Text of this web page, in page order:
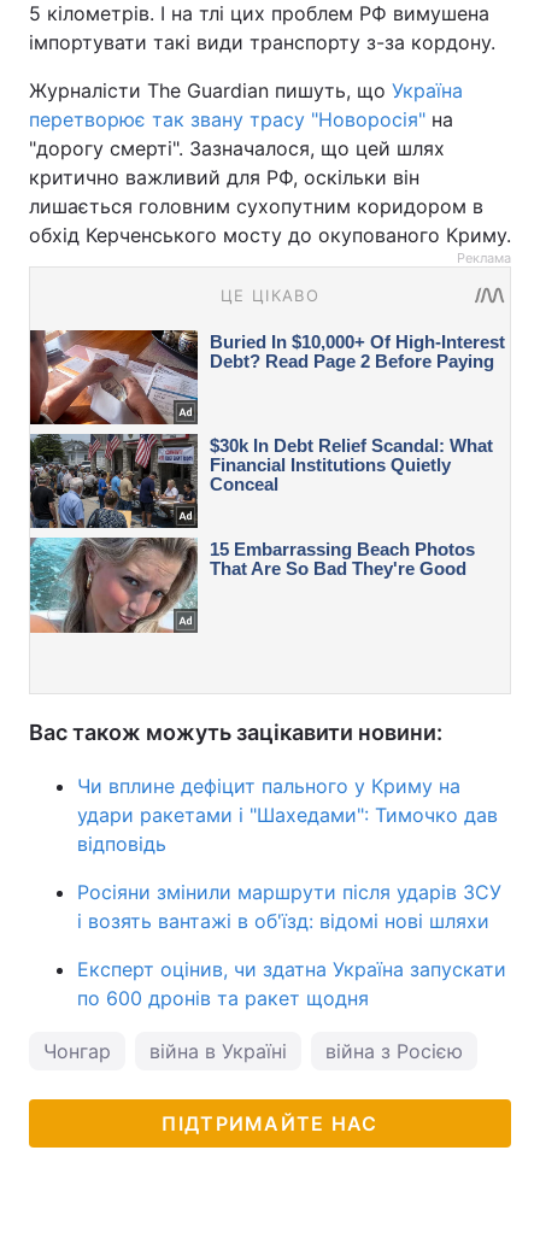
5 кілометрів. І на тлі цих проблем РФ вимушена
імпортувати такі види транспорту з-за кордону.
Журналісти The Guardian пишуть, що Україна
перетворює так звану трасу "Новоросія" на
"дорогу смерті". Зазначалося, що цей шлях
критично важливий для РФ, оскільки він
лишається головним сухопутним коридором в
обхід Керченського мосту до окупованого Криму.
Реклама
Вас також можуть зацікавити новини:
Чи вплине дефіцит пального у Криму на
удари ракетами і "Шахедами": Тимочко дав
відповідь
Росіяни змінили маршрути після ударів ЗСУ
і возять вантажі в об'їзд: відомі нові шляхи
Експерт оцінив, чи здатна Україна запускати
по 600 дронів та ракет щодня
Чонгар війна в Україні війна з Росією
ПІДТРИМАЙТЕ НАС